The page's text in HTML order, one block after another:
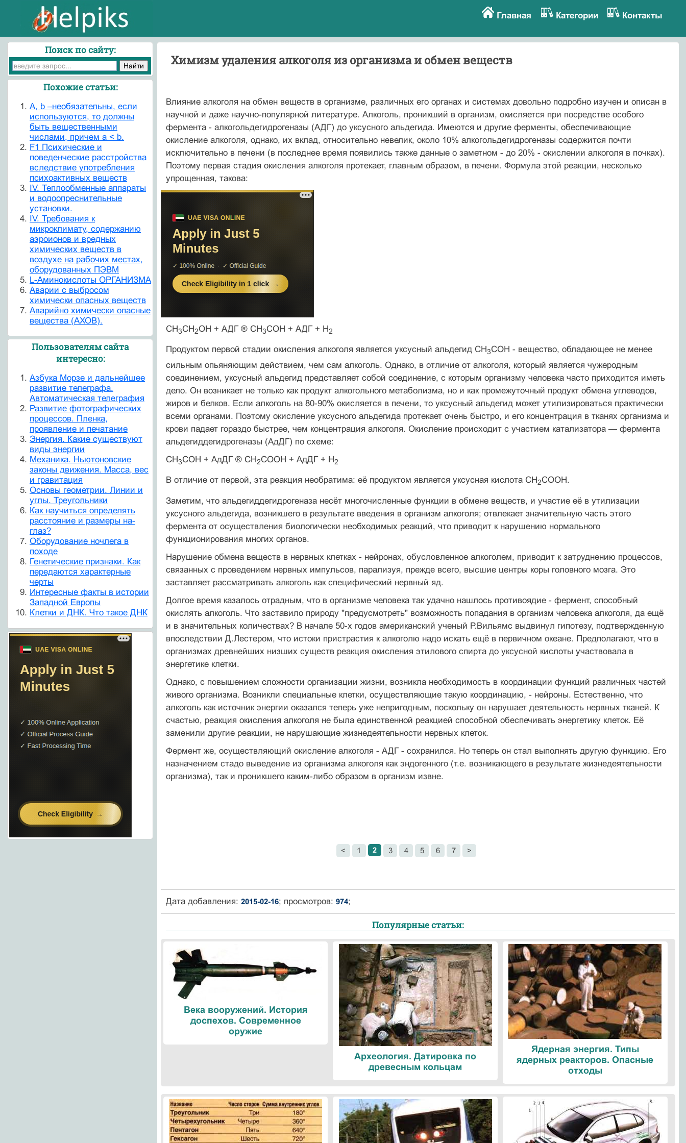
Главная Категории Контакты
Химизм удаления алкоголя из организма и обмен веществ
Влияние алкоголя на обмен веществ в организме, различных его органах и системах довольно подробно изучен и описан в
научной и даже научно-популярной литературе. Алкоголь, проникший в организм, окисляется при посредстве особого
фермента - алкогольдегидрогеназы (АДГ) до уксусного альдегида. Имеются и другие ферменты, обеспечивающие
окисление алкоголя, однако, их вклад, относительно невелик, около 10% алкогольдегидрогеназы содержится почти
исключительно в печени (в последнее время появились также данные о заметном - до 20% - окислении алкоголя в почках).
Поэтому первая стадия окисления алкоголя протекает, главным образом, в печени. Формула этой реакции, несколько
упрощенная, такова:
CH3CH2OH + АДГ ® CH3COH + АДГ + H2
Продуктом первой стадии окисления алкоголя является уксусный альдегид CH3COH - вещество, обладающее не менее
сильным опьяняющим действием, чем сам алкоголь. Однако, в отличие от алкоголя, который является чужеродным
соединением, уксусный альдегид представляет собой соединение, с которым организму человека часто приходится иметь
дело. Он возникает не только как продукт алкогольного метаболизма, но и как промежуточный продукт обмена углеводов,
жиров и белков. Если алкоголь на 80-90% окисляется в печени, то уксусный альдегид может утилизироваться практически
всеми органами. Поэтому окисление уксусного альдегида протекает очень быстро, и его концентрация в тканях организма и
крови падает гораздо быстрее, чем концентрация алкоголя. Окисление происходит с участием катализатора — фермента
альдегиддегидрогеназы (АдДГ) по схеме:
CH3COH + АдДГ ® CH2COOH + АдДГ + H2
В отличие от первой, эта реакция необратима: её продуктом является уксусная кислота СН2CООН.
Заметим, что альдегиддегидрогеназа несёт многочисленные функции в обмене веществ, и участие её в утилизации
уксусного альдегида, возникшего в результате введения в организм алкоголя; отвлекает значительную часть этого
фермента от осуществления биологически необходимых реакций, что приводит к нарушению нормального
функционирования многих органов.
Нарушение обмена веществ в нервных клетках - нейронах, обусловленное алкоголем, приводит к затруднению процессов,
связанных с проведением нервных импульсов, парализуя, прежде всего, высшие центры коры головного мозга. Это
заставляет рассматривать алкоголь как специфический нервный яд.
Долгое время казалось отрадным, что в организме человека так удачно нашлось противоядие - фермент, способный
окислять алкоголь. Что заставило природу "предусмотреть" возможность попадания в организм человека алкоголя, да ещё
и в значительных количествах? В начале 50-х годов американский ученый Р.Вильямс выдвинул гипотезу, подтвержденную
впоследствии Д.Лестером, что истоки пристрастия к алкоголю надо искать ещё в первичном океане. Предполагают, что в
организмах древнейших низших существ реакция окисления этилового спирта до уксусной кислоты участвовала в
энергетике клетки.
Однако, с повышением сложности организации жизни, возникла необходимость в координации функций различных частей
живого организма. Возникли специальные клетки, осуществляющие такую координацию, - нейроны. Естественно, что
алкоголь как источник энергии оказался теперь уже непригодным, поскольку он нарушает деятельность нервных тканей. К
счастью, реакция окисления алкоголя не была единственной реакцией способной обеспечивать энергетику клеток. Её
заменили другие реакции, не нарушающие жизнедеятельности нервных клеток.
Фермент же, осуществляющий окисление алкоголя - АДГ - сохранился. Но теперь он стал выполнять другую функцию. Его
назначением стадо выведение из организма алкоголя как эндогенного (т.е. возникающего в результате жизнедеятельности
организма), так и проникшего каким-либо образом в организм извне.
< 1 2 3 4 5 6 7 >
Дата добавления: 2015-02-16; просмотров: 974;
Популярные статьи:
Века вооружений. История
доспехов. Современное
оружие
Археология. Датировка по
древесным кольцам
Ядерная энергия. Типы
ядерных реакторов. Опасные
отходы
Поиск по сайту:
Похожие статьи:
A, b –необязательны, если
используются, то должны
быть вещественными
числами, причем a < b.
F1 Психические и
поведенческие расстройства
вследствие употребления
психоактивных веществ
IV. Теплообменные аппараты
и водоопреснительные
установки.
IV. Требования к
микроклимату, содержанию
аэроионов и вредных
химических веществ в
воздухе на рабочих местах,
оборудованных ПЭВМ
L-Аминокислоты ОРГАНИЗМА
Аварии с выбросом
химически опасных веществ
Аварийно химически опасные
вещества (АХОВ).
Пользователям сайта
интересно:
Азбука Морзе и дальнейшее
развитие телеграфа.
Автоматическая телеграфия
Развитие фотографических
процессов. Пленка,
проявление и печатание
Энергия. Какие существуют
виды энергии
Механика. Ньютоновские
законы движения. Масса, вес
и гравитация
Основы геометрии. Линии и
углы. Треугольники
Как научиться определять
расстояние и размеры на-
глаз?
Оборудование ночлега в
походе
Генетические признаки. Как
передаются характерные
черты
Интересные факты в истории
Западной Европы
Клетки и ДНК. Что такое ДНК